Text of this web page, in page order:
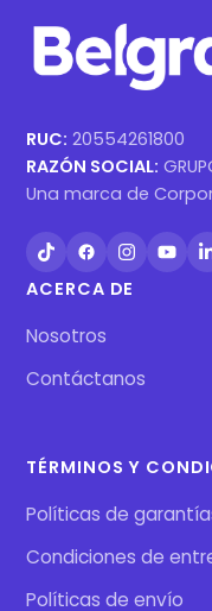
RUC: 20554261800
RAZÓN SOCIAL:
Una marca de
ACERCA DE
Nosotros
Contáctanos
TÉRMINOS Y
Políticas de
Condiciones de
Políticas de envío